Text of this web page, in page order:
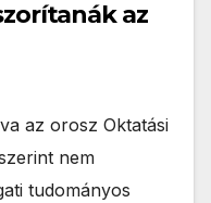
az
az orosz Oktatási
nem
tudományos